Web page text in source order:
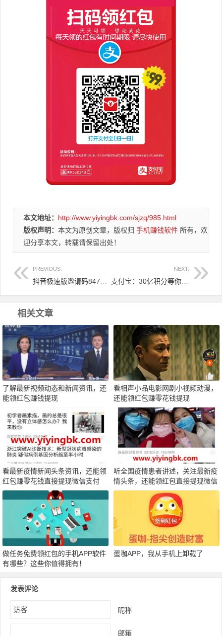
本文地址： http://www.yiyingbk.com/sjzq/985.html
版权声明： 本文为原创文章，版权归 手机赚钱软件 所有，欢
迎分享本文，转载请保留出处！
PREVIOUS: NEXT:
支付宝：30亿积分等你抢，最高可翻9倍！
相关文章
了解最新视频动态和新闻资讯，还
能领红包赚钱提现
看相声小品电影网剧小视频动漫，
还能领红包赚零花钱提现
看最新疫情新闻头条资讯，还能领
红包赚零花钱直接提现微信支付
宝！
听全国疫情患者讲述，关注最新疫
情头条，还能领红包直接提现微信
支付宝！
做任务免费领红包的手机APP软件
有哪些？这些你值得拥有！
蛋咖APP，我从手机上卸载了
发表评论
昵称
邮箱